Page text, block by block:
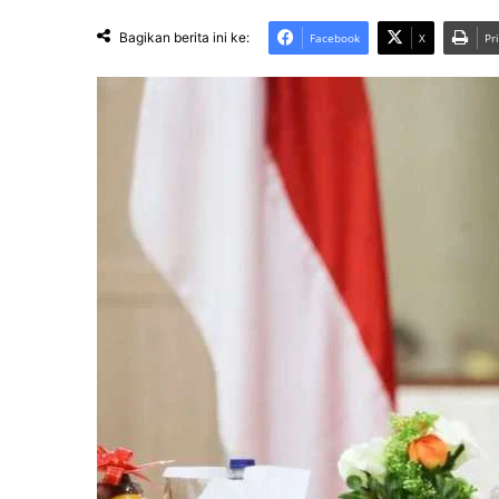
Bagikan berita ini ke: Facebook X